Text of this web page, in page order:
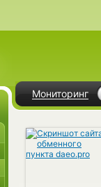
Мониторинг